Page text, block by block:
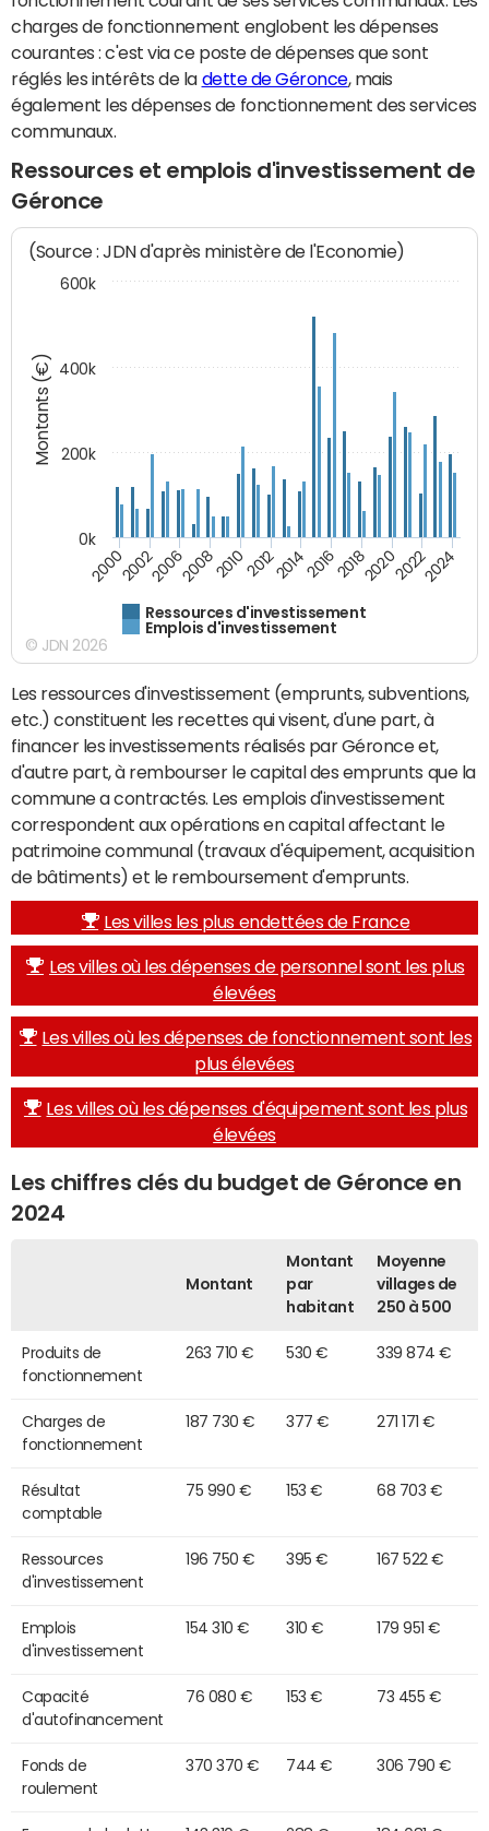
charges de fonctionnement englobent les dépenses
courantes : c'est via ce poste de dépenses que sont
réglés les intérêts de la dette de Géronce, mais
également les dépenses de fonctionnement des services
communaux.
Ressources et emplois d'investissement de
Géronce
Montants (€)
(Source : JDN d'après ministère de l'Economie)
Ressources d'investissement
Emplois d'investissement
200020022006200820102012201420162018202020222024
0k
200k
400k
600k
© JDN 2026
Les ressources d'investissement (emprunts, subventions,
etc.) constituent les recettes qui visent, d'une part, à
financer les investissements réalisés par Géronce et,
d'autre part, à rembourser le capital des emprunts que la
commune a contractés. Les emplois d'investissement
correspondent aux opérations en capital affectant le
patrimoine communal (travaux d'équipement, acquisition
de bâtiments) et le remboursement d'emprunts.
Les villes les plus endettées de France
Les villes où les dépenses de personnel sont les plus
élevées
Les villes où les dépenses de fonctionnement sont les
plus élevées
Les villes où les dépenses d'équipement sont les plus
élevées
Les chiffres clés du budget de Géronce en
2024
Montant
Montant
par
habitant
Moyenne
villages de
250 à 500
Produits de
fonctionnement
263 710 € 530 € 339 874 €
Charges de
fonctionnement
187 730 € 377 € 271 171 €
Résultat
comptable
75 990 € 153 € 68 703 €
Ressources
d'investissement
196 750 € 395 € 167 522 €
Emplois
d'investissement
154 310 € 310 € 179 951 €
Capacité
d'autofinancement
76 080 € 153 € 73 455 €
Fonds de
roulement
370 370 € 744 € 306 790 €